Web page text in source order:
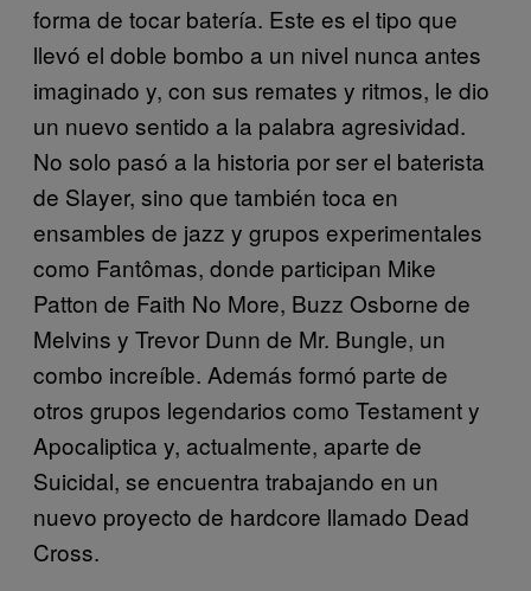
forma de tocar batería. Este es el tipo que
llevó el doble bombo a un nivel nunca antes
imaginado y, con sus remates y ritmos, le dio
un nuevo sentido a la palabra agresividad.
No solo pasó a la historia por ser el baterista
de Slayer, sino que también toca en
ensambles de jazz y grupos experimentales
como Fantômas, donde participan Mike
Patton de Faith No More, Buzz Osborne de
Melvins y Trevor Dunn de Mr. Bungle, un
combo increíble. Además formó parte de
otros grupos legendarios como Testament y
Apocaliptica y, actualmente, aparte de
Suicidal, se encuentra trabajando en un
nuevo proyecto de hardcore llamado Dead
Cross.